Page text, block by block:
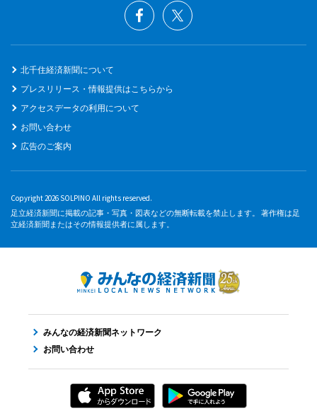
北千住経済新聞について
プレスリリース・情報提供はこちらから
アクセスデータの利用について
お問い合わせ
広告のご案内
Copyright 2026 SOLPINO All rights reserved.
足立経済新聞に掲載の記事・写真・図表などの無断転載を禁止します。 著作権は足
立経済新聞またはその情報提供者に属します。
みんなの経済新聞ネットワーク
お問い合わせ